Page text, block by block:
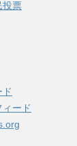
投票
ィード